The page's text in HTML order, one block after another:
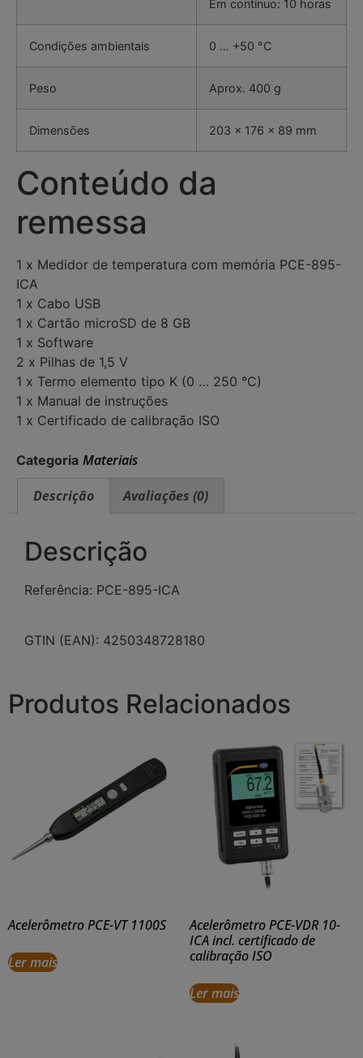
Em contínuo: 10 horas
Condições ambientais 0 … +50 °C
Peso Aprox. 400 g
Dimensões 203 x 176 x 89 mm
Conteúdo da
remessa
1 x Medidor de temperatura com memória PCE-895-
ICA
1 x Cabo USB
1 x Cartão microSD de 8 GB
1 x Software
2 x Pilhas de 1,5 V
1 x Termo elemento tipo K (0 … 250 °C)
1 x Manual de instruções
1 x Certificado de calibração ISO
Categoria Materiais
Descrição
Avaliações (0)
Descrição
Referência: PCE-895-ICA
GTIN (EAN): 4250348728180
Produtos Relacionados
Acelerômetro PCE-VT 1100S
Ler mais
Acelerômetro PCE-VDR 10-
ICA incl. certificado de
calibração ISO
Ler mais